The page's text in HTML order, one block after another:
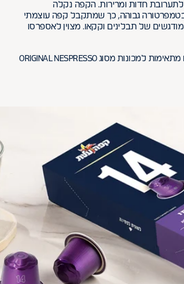
לתערובת חדות ומרירות. הקפה נקלה
ובטמפרטורה גבוהה, כך שמתקבל קפה עוצמתי
של תבלינים וקקאו. מצוין לאספרסו
הקפסולות אלומיניום מתאימות למכונות מסוג ORIGINAL NESPRESSO